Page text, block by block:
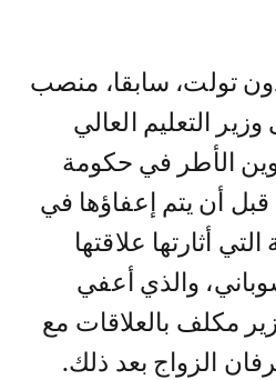
تولت، سابقا، منصب
وزير التعليم العالي
الأطر في حكومة
قبل أن يتم إعفاؤها في
التي أثارتها علاقتها
والذي أعفي
مكلف بالعلاقات مع
الزواج بعد ذلك.